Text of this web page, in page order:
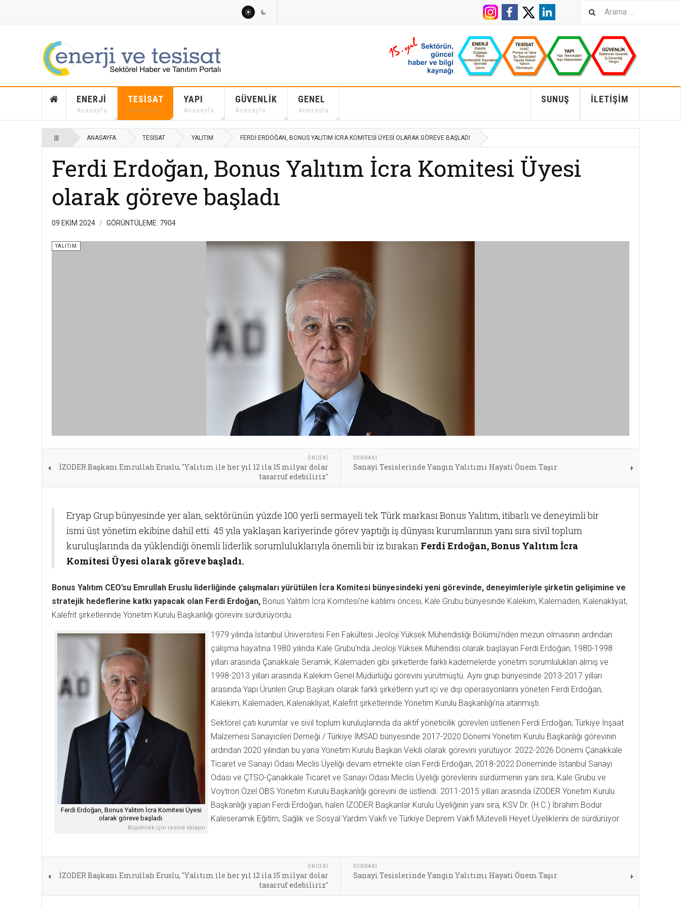
ENERJI
Anasayfa
TESISAT
Anasayfa
YAPI
Anasayfa
GÜVENLIK
Anasayfa
GENEL
Anasayfa
İLETIŞIM
SUNUŞ
ANASAYFA TESISAT YALITIM FERDI ERDOĞAN, BONUS YALITIM İCRA KOMITESI ÜYESI OLARAK GÖREVE BAŞLADI
Ferdi Erdoğan, Bonus Yalıtım İcra Komitesi Üyesi
olarak göreve başladı
09 EKIM 2024 GÖRÜNTÜLEME: 7904
YALITIM
ÖNCEKI
İZODER Başkanı Emrullah Eruslu, "Yalıtım ile her yıl 12 ila 15 milyar dolar
tasarruf edebiliriz"
SONRAKI
Sanayi Tesislerinde Yangın Yalıtımı Hayati Önem Taşır
Eryap Grup bünyesinde yer alan, sektörünün yüzde 100 yerli sermayeli tek Türk markası Bonus Yalıtım, itibarlı ve deneyimli bir
ismi üst yönetim ekibine dahil etti. 45 yıla yaklaşan kariyerinde görev yaptığı iş dünyası kurumlarının yanı sıra sivil toplum
kuruluşlarında da yüklendiği önemli liderlik sorumluluklarıyla önemli bir iz bırakan Ferdi Erdoğan, Bonus Yalıtım İcra
Komitesi Üyesi olarak göreve başladı.
Bonus Yalıtım CEO’su Emrullah Eruslu liderliğinde çalışmaları yürütülen İcra Komitesi bünyesindeki yeni görevinde, deneyimleriyle şirketin gelişimine ve
stratejik hedeflerine katkı yapacak olan Ferdi Erdoğan, Bonus Yalıtım İcra Komitesi’ne katılımı öncesi, Kale Grubu bünyesinde Kalekim, Kalemaden, Kalenakliyat,
Kalefrit şirketlerinde Yönetim Kurulu Başkanlığı görevini sürdürüyordu.
Ferdi Erdoğan, Bonus Yalıtım İcra Komitesi Üyesi
olarak göreve başladı.
Büyütmek için resme tıklayın
1979 yılında İstanbul Üniversitesi Fen Fakültesi Jeoloji Yüksek Mühendisliği Bölümü’nden mezun olmasının ardından
çalışma hayatına 1980 yılında Kale Grubu’nda Jeoloji Yüksek Mühendisi olarak başlayan Ferdi Erdoğan, 1980-1998
yılları arasında Çanakkale Seramik, Kalemaden gibi şirketlerde farklı kademelerde yönetim sorumlulukları almış ve
1998-2013 yılları arasında Kalekim Genel Müdürlüğü görevini yürütmüştü. Aynı grup bünyesinde 2013-2017 yılları
arasında Yapı Ürünleri Grup Başkanı olarak farklı şirketlerin yurt içi ve dışı operasyonlarını yöneten Ferdi Erdoğan,
Kalekim, Kalemaden, Kalenakliyat, Kalefrit şirketlerinde Yönetim Kurulu Başkanlığı’na atanmıştı.
Sektörel çatı kurumlar ve sivil toplum kuruluşlarında da aktif yöneticilik görevleri üstlenen Ferdi Erdoğan, Türkiye İnşaat
Malzemesi Sanayicileri Derneği / Türkiye İMSAD bünyesinde 2017-2020 Dönemi Yönetim Kurulu Başkanlığı görevinin
ardından 2020 yılından bu yana Yönetim Kurulu Başkan Vekili olarak görevini yürütüyor. 2022-2026 Dönemi Çanakkale
Ticaret ve Sanayi Odası Meclis Üyeliği devam etmekte olan Ferdi Erdoğan, 2018-2022 Döneminde İstanbul Sanayi
Odası ve ÇTSO-Çanakkale Ticaret ve Sanayi Odası Meclis Üyeliği görevlerini sürdürmenin yanı sıra, Kale Grubu ve
Voytron Özel OBS Yönetim Kurulu Başkanlığı görevini de üstlendi. 2011-2015 yılları arasında İZODER Yönetim Kurulu
Başkanlığı yapan Ferdi Erdoğan, halen İZODER Başkanlar Kurulu Üyeliğinin yanı sıra, KSV Dr. (H.C.) İbrahim Bodur
Kaleseramik Eğitim, Sağlık ve Sosyal Yardım Vakfı ve Türkiye Deprem Vakfı Mütevelli Heyet Üyeliklerini de sürdürüyor.
ÖNCEKI
İZODER Başkanı Emrullah Eruslu, "Yalıtım ile her yıl 12 ila 15 milyar dolar
tasarruf edebiliriz"
SONRAKI
Sanayi Tesislerinde Yangın Yalıtımı Hayati Önem Taşır